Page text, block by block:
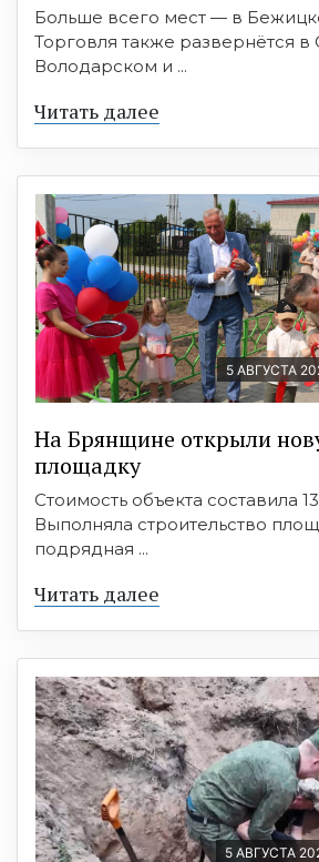
Больше всего мест — в
Торговля также развернётся в
Володарском и ...
Читать далее
5 АВГУСТА
На Брянщине открыли
площадку
Стоимость объекта составила
Выполняла строительство
подрядная ...
Читать далее
5 АВГУСТА